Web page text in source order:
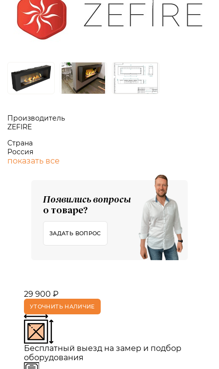
Производитель
ZEFIRE
Страна
Россия
показать все
Появились вопросы
о товаре?
ЗАДАТЬ ВОПРОС
29 900 ₽
УТОЧНИТЬ НАЛИЧИЕ
Бесплатный выезд на замер и подбор
оборудования